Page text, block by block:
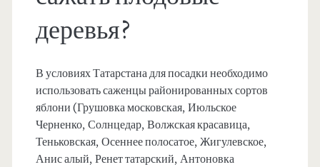
деревья?
В условиях Татарстана для посадки необходимо
использовать саженцы районированных сортов
яблони (Грушовка московская, Июльское
Черненко, Солнцедар, Волжская красавица,
Теньковская, Осеннее полосатое, Жигулевское,
Анис алый, Ренет татарский, Антоновка